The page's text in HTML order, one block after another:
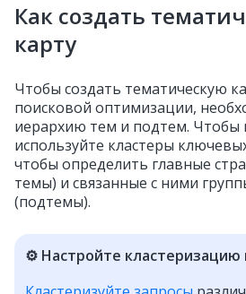
Как создать
карту
Чтобы создать тематическую
поисковой оптимизации,
иерархию тем и подтем. Чтобы
используйте кластеры
чтобы определить главные
темы) и связанные с ними
(подтемы).
⚙️ Настройте кластеризацию